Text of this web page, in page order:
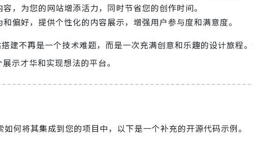
，为您的网站增添活力，同时节省您的创作时间。
偏好，提供个性化的内容展示，增强用户参与度和满意度。
建不再是一个技术难题，而是一次充满创意和乐趣的设计旅程
示才华和实现想法的平台。
如何将其集成到您的项目中，以下是一个补充的开源代码示例。